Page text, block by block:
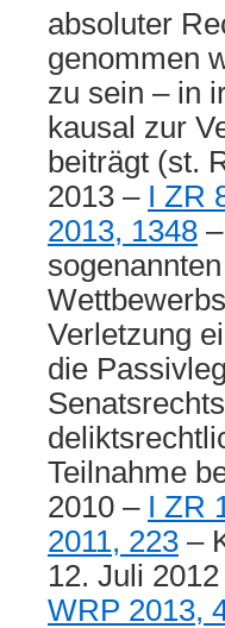
absoluter
genommen
zu sein – in
kausal zur
beiträgt (st.
2013 – I ZR
2013, 1348
Verletzung
die
Teilnahme
2010 – I ZR
2011, 223 –
12. Juli
WRP 2013,